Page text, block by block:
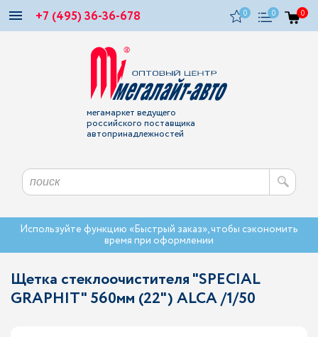
+7 (495) 36-36-678 0 0 0
мегамаркет ведущего
российского поставщика
автопринадлежностей
Используйте функцию «Быстрый заказ», чтобы сэкономить
время при оформлении
Щетка стеклоочистителя "SPECIAL
GRAPHIT" 560мм (22") ALCA /1/50